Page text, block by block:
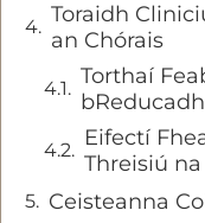
Toraidh
an Chórais
Torthaí
Eifectí
Threisiú
Ceisteanna